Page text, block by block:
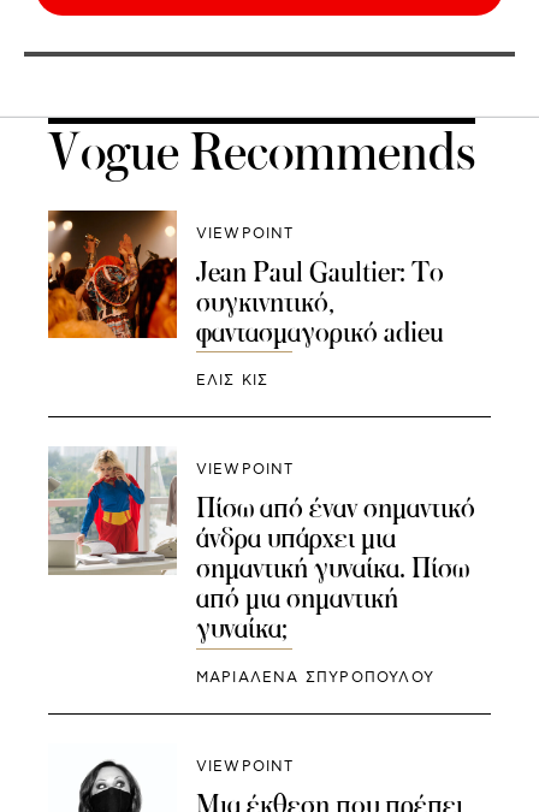
Vogue Recommends
VIEWPOINT
Jean Paul Gaultier: Tο
συγκινητικό,
φαντασμαγορικό adieu
ΕΛΙΣ ΚΙΣ
VIEWPOINT
Πίσω από έναν σημαντικό
άνδρα υπάρχει μια
σημαντική γυναίκα. Πίσω
από μια σημαντική
γυναίκα;
ΜΑΡΙΑΛΕΝΑ ΣΠΥΡΟΠΟΥΛΟΥ
VIEWPOINT
Μια έκθεση που πρέπει